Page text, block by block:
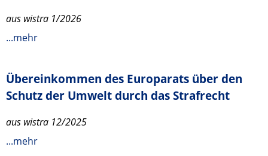
aus wistra 1/2026
...mehr
Übereinkommen des Europarats über den
Schutz der Umwelt durch das Strafrecht
aus wistra 12/2025
...mehr